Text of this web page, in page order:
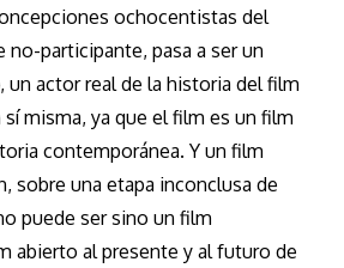
ochocentistas del
no-participante, pasa a ser un
un actor real de la historia del film
misma, ya que el film es un film
contemporánea. Y un film
sobre una etapa inconclusa de
puede ser sino un film
abierto al presente y al futuro de